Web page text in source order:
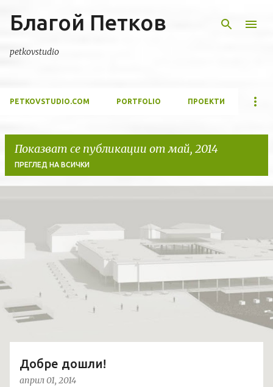
Пропускане към основното съдържание
Благой Петков
petkovstudio
PETKOVSTUDIO.COM PORTFOLIO ПРОЕКТИ
Показват се публикации от май, 2014
ПРЕГЛЕД НА ВСИЧКИ
у
к
а
Добре дошли!
април 01, 2014